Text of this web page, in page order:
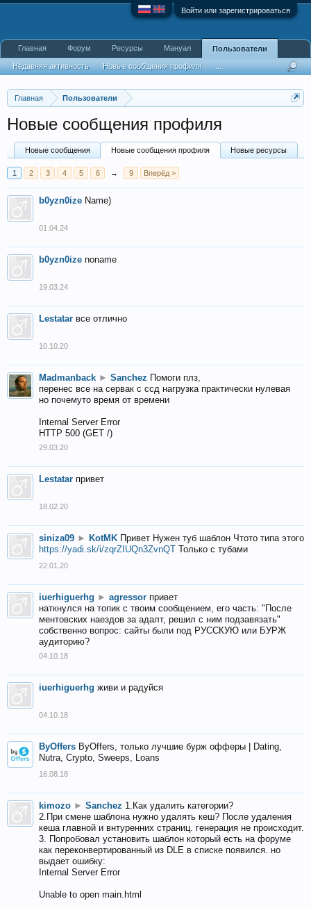
Войти или зарегистрироваться
Главная Пользователи
Новые сообщения профиля
Новые сообщения Новые сообщения профиля Новые ресурсы
1 2 3 4 5 6 → 9 Вперёд >
b0yzn0ize Name)
01.04.24
b0yzn0ize noname
19.03.24
Lestatar все отлично
10.10.20
Madmanback ► Sanchez Помоги плз,
перенес все на сервак с ссд нагрузка практически нулевая
но почемуто время от времени
Internal Server Error
HTTP 500 (GET /)
29.03.20
Lestatar привет
18.02.20
siniza09 ► KotMK Привет Нужен туб шаблон Чтото типа этого
https://yadi.sk/i/zqrZIUQn3ZvnQT Только с тубами
22.01.20
iuerhiguerhg ► agressor привет
наткнулся на топик с твоим сообщением, его часть: "После
ментовских наездов за адалт, решил с ним подзавязать"
собственно вопрос: сайты были под РУССКУЮ или БУРЖ
аудиторию?
04.10.18
iuerhiguerhg живи и радуйся
04.10.18
ByOffers ByOffers, только лучшие бурж офферы | Dating,
Nutra, Crypto, Sweeps, Loans
16.08.18
kimozo ► Sanchez 1.Как удалить категории?
2.При смене шаблона нужно удалять кеш? После удаления
кеша главной и внтуренних страниц. генерация не происходит.
3. Попробовал установить шаблон который есть на форуме
как переконвертированный из DLE в списке появился. но
выдает ошибку:
Internal Server Error
Unable to open main.html
Главная Форум Ресурсы Мануал Пользователи
Недавняя активность Новые сообщения профиля